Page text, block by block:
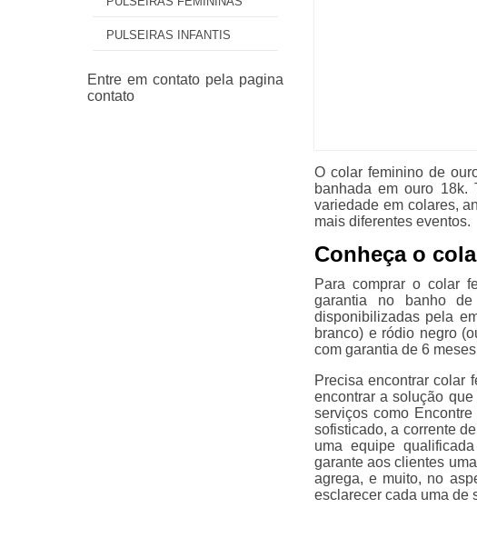
PULSEIRAS INFANTIS
O colar feminino de
banhada em ouro 18k.
variedade em colares,
mais diferentes eventos.
Conheça o
Para comprar o colar
garantia no banho
disponibilizadas pela
branco) e ródio negro
com garantia de 6
Precisa encontrar colar
encontrar a solução
serviços como
sofisticado, a corrente
uma equipe
garante aos clientes
agrega, e muito, no
esclarecer cada uma de